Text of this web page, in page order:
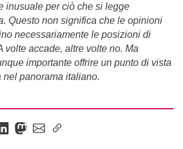
inusuale per ciò che si legge
Questo non significa che le opinioni
necessariamente le posizioni di
volte accade, altre volte no. Ma
importante offrire un punto di vista
nel panorama italiano.